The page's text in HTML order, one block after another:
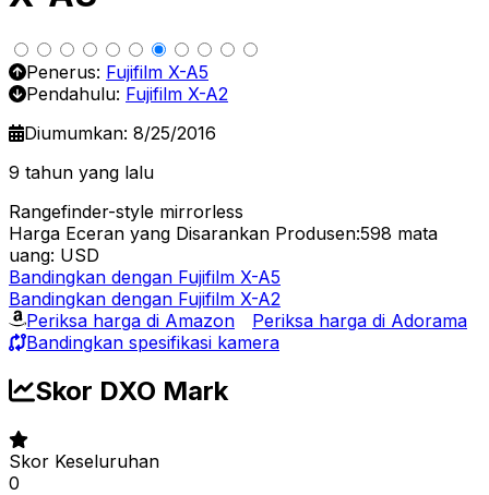
Penerus: Fujifilm X-A5
Pendahulu: Fujifilm X-A2
Diumumkan: 8/25/2016
9 tahun yang lalu
Rangefinder-style mirrorless
Harga Eceran yang Disarankan Produsen:598 mata
uang: USD
Bandingkan dengan Fujifilm X-A5
Bandingkan dengan Fujifilm X-A2
Periksa harga di Amazon
Periksa harga di Adorama
Bandingkan spesifikasi kamera
Skor DXO Mark
Skor Keseluruhan
0